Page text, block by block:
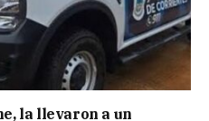
la llevaron a un